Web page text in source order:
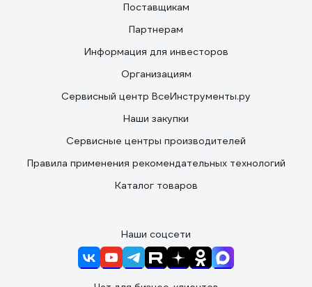
Поставщикам
Партнерам
Информация для инвесторов
Организациям
Сервисный центр ВсеИнструменты.ру
Наши закупки
Сервисные центры производителей
Правила применения рекомендательных технологий
Каталог товаров
Наши соцсети